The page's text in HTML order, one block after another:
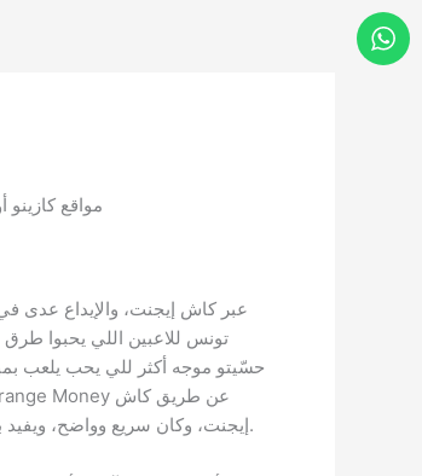
مواقع كازينو
إيجنت، وكان سريع وواضح، ويفيد برشة اللي ما يحبش يستعمل كروت دولية في تونس.